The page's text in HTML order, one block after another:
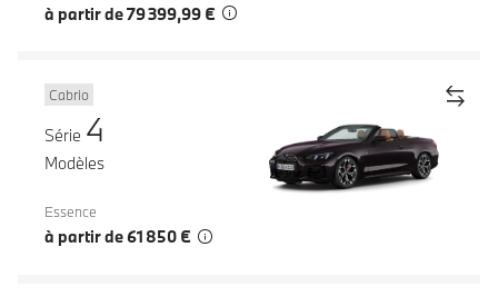
à partir de 79 399,99 €
Cabrio
Série 4
Modèles
Essence
à partir de 61 850 €